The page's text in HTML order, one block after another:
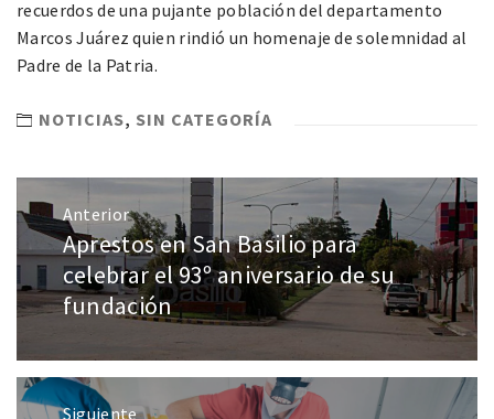
recuerdos de una pujante población del departamento
Marcos Juárez quien rindió un homenaje de solemnidad al
Padre de la Patria.
NOTICIAS, SIN CATEGORÍA
Anterior
Aprestos en San Basilio para
celebrar el 93º aniversario de su
fundación
Siguiente